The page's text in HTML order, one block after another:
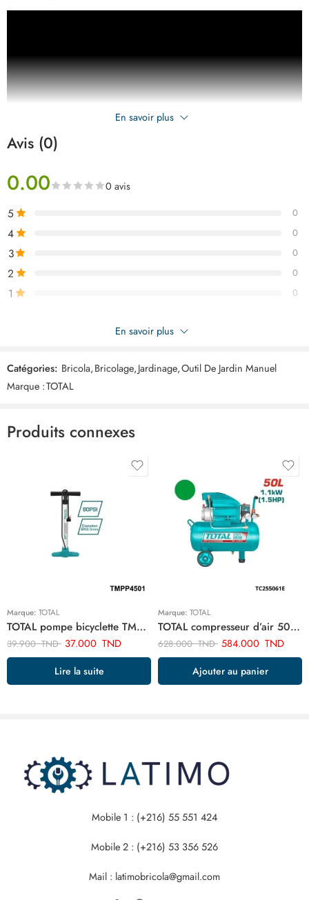
En savoir plus
Avis (0)
0.00 0 avis
5 0
4 0
3 0
2 0
1 0
Soyez le premier à donner votre avis sur “TOTAL secateur deux
mains THT1527201”
Commentaires
Il n'y a pas encore de critiques.
En savoir plus
Catégories: Bricola,Bricolage,Jardinage,Outil De Jardin Manuel
Marque :TOTAL
Produits connexes
Marque: TOTAL
TOTAL pompe bicyclette TMPP4501
39.900TND 37.000 TND
Lire la suite
Marque: TOTAL
TOTAL compresseur d’air 50 litre TC255061E
628.000TND 584.000 TND
Ajouter au panier
Mobile 1 : (+216) 55 551 424
Mobile 2 : (+216) 53 356 526
Mail : latimobricola@gmail.com